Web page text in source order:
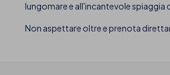
lungomare e all'incantevole
Non aspettare oltre e prenota